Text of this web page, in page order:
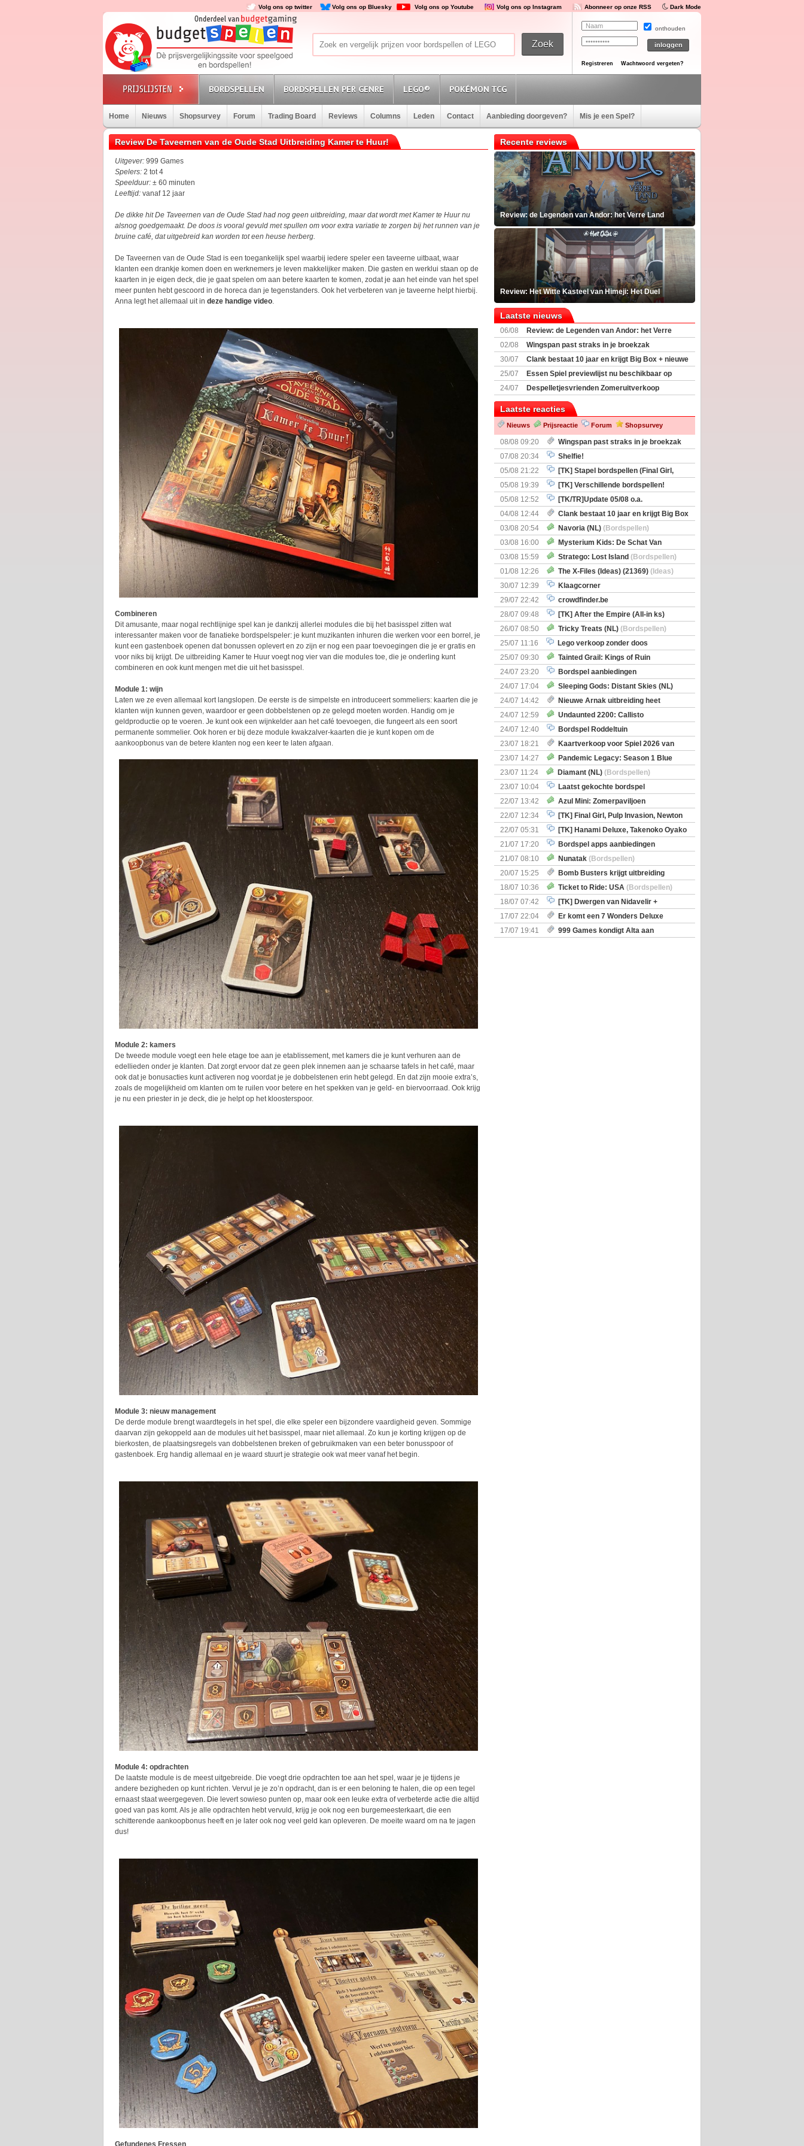
Volg ons op twitter Volg ons op Bluesky Volg ons op Youtube Volg ons op Instagram Abonneer op onze RSS Dark Mode
onthouden
Registreren Wachtwoord vergeten?
BORDSPELLEN BORDSPELLEN PER GENRE LEGO® POKÉMON TCG
Home Nieuws Shopsurvey Forum Trading Board Reviews Columns Leden Contact Aanbieding doorgeven? Mis je een Spel?
Review De Taveernen van de Oude Stad Uitbreiding Kamer te Huur!
Uitgever: 999 Games
Spelers: 2 tot 4
Speelduur: ± 60 minuten
Leeftijd: vanaf 12 jaar
De dikke hit De Taveernen van de Oude Stad had nog geen uitbreiding, maar dat wordt met Kamer te Huur nu
alsnog goedgemaakt. De doos is vooral gevuld met spullen om voor extra variatie te zorgen bij het runnen van je
bruine café, dat uitgebreid kan worden tot een heuse herberg.
De Taveernen van de Oude Stad is een toegankelijk spel waarbij iedere speler een taveerne uitbaat, waar
klanten een drankje komen doen en werknemers je leven makkelijker maken. Die gasten en werklui staan op de
kaarten in je eigen deck, die je gaat spelen om aan betere kaarten te komen, zodat je aan het einde van het spel
meer punten hebt gescoord in de horeca dan je tegenstanders. Ook het verbeteren van je taveerne helpt hierbij.
Anna legt het allemaal uit in deze handige video.
Combineren
Dit amusante, maar nogal rechtlijnige spel kan je dankzij allerlei modules die bij het basisspel zitten wat
interessanter maken voor de fanatieke bordspelspeler: je kunt muzikanten inhuren die werken voor een borrel, je
kunt een gastenboek openen dat bonussen oplevert en zo zijn er nog een paar toevoegingen die je er gratis en
voor niks bij krijgt. De uitbreiding Kamer te Huur voegt nog vier van die modules toe, die je onderling kunt
combineren en ook kunt mengen met die uit het basisspel.
Module 1: wijn
Laten we ze even allemaal kort langslopen. De eerste is de simpelste en introduceert sommeliers: kaarten die je
klanten wijn kunnen geven, waardoor er geen dobbelstenen op ze gelegd moeten worden. Handig om je
geldproductie op te voeren. Je kunt ook een wijnkelder aan het café toevoegen, die fungeert als een soort
permanente sommelier. Ook horen er bij deze module kwakzalver-kaarten die je kunt kopen om de
aankoopbonus van de betere klanten nog een keer te laten afgaan.
Module 2: kamers
De tweede module voegt een hele etage toe aan je etablissement, met kamers die je kunt verhuren aan de
edellieden onder je klanten. Dat zorgt ervoor dat ze geen plek innemen aan je schaarse tafels in het café, maar
ook dat je bonusacties kunt activeren nog voordat je je dobbelstenen erin hebt gelegd. En dat zijn mooie extra’s,
zoals de mogelijkheid om klanten om te ruilen voor betere en het spekken van je geld- en biervoorraad. Ook krijg
je nu een priester in je deck, die je helpt op het kloosterspoor.
Module 3: nieuw management
De derde module brengt waardtegels in het spel, die elke speler een bijzondere vaardigheid geven. Sommige
daarvan zijn gekoppeld aan de modules uit het basisspel, maar niet allemaal. Zo kun je korting krijgen op de
bierkosten, de plaatsingsregels van dobbelstenen breken of gebruikmaken van een beter bonusspoor of
gastenboek. Erg handig allemaal en je waard stuurt je strategie ook wat meer vanaf het begin.
Module 4: opdrachten
De laatste module is de meest uitgebreide. Die voegt drie opdrachten toe aan het spel, waar je je tijdens je
andere bezigheden op kunt richten. Vervul je je zo’n opdracht, dan is er een beloning te halen, die op een tegel
ernaast staat weergegeven. Die levert sowieso punten op, maar ook een leuke extra of verbeterde actie die altijd
goed van pas komt. Als je alle opdrachten hebt vervuld, krijg je ook nog een burgemeesterkaart, die een
schitterende aankoopbonus heeft en je later ook nog veel geld kan opleveren. De moeite waard om na te jagen
dus!
Gefundenes Fressen
Recente reviews
Review: de Legenden van Andor: het Verre Land
Review: Het Witte Kasteel van Himeji: Het Duel
Laatste nieuws
06/08
Review: de Legenden van Andor: het Verre
Land
02/08
Wingspan past straks in je broekzak
30/07
Clank bestaat 10 jaar en krijgt Big Box + nieuwe
uitbreiding
25/07
Essen Spiel previewlijst nu beschikbaar op
Boardgamegeek
24/07
Despelletjesvrienden Zomeruitverkoop
Laatste reacties
Nieuws Prijsreactie Forum Shopsurvey
08/08 09:20
Wingspan past straks in je broekzak
07/08 20:34
Shelfie!
05/08 21:22
[TK] Stapel bordspellen (Final Girl,
Nemesis Retaliation, Zombicide Invader)
05/08 19:39
[TK] Verschillende bordspellen!
05/08 12:52
[TK/TR]Update 05/08 o.a.
Prijsverlagingen, Imperium Horizons, 20 Strong
04/08 12:44
Clank bestaat 10 jaar en krijgt Big Box
+ nieuwe uitbreiding
03/08 20:54 Navoria (NL) (Bordspellen)
03/08 16:00
Mysterium Kids: De Schat Van
Kapitein Boe
(Bordspellen)
03/08 15:59 Stratego: Lost Island (Bordspellen)
01/08 12:26
The X-Files (Ideas) (21369) (Ideas)
30/07 12:39
Klaagcorner
29/07 22:42
crowdfinder.be
28/07 09:48
[TK] After the Empire (All-in ks)
26/07 08:50
Tricky Treats (NL) (Bordspellen)
25/07 11:16
Lego verkoop zonder doos
25/07 09:30
Tainted Grail: Kings of Ruin
Uitbreiding: Wyrd Encounters(Bordspellen)
24/07 23:20
Bordspel aanbiedingen
24/07 17:04
Sleeping Gods: Distant Skies (NL)
(Bordspellen)
24/07 14:42
Nieuwe Arnak uitbreiding heet
Surprise Shipments
24/07 12:59
Undaunted 2200: Callisto
(Bordspellen)
24/07 12:40
Bordspel Roddeltuin
23/07 18:21
Kaartverkoop voor Spiel 2026 van
start
23/07 14:27
Pandemic Legacy: Season 1 Blue
(Bordspellen)
23/07 11:24 Diamant (NL) (Bordspellen)
23/07 10:04
Laatst gekochte bordspel
22/07 13:42
Azul Mini: Zomerpaviljoen
(Bordspellen)
22/07 12:34
[TK] Final Girl, Pulp Invasion, Newton
& Great Discoveries
22/07 05:31
[TK] Hanami Deluxe, Takenoko Oyako
bigbox
21/07 17:20
Bordspel apps aanbiedingen
21/07 08:10
Nunatak (Bordspellen)
20/07 15:25
Bomb Busters krijgt uitbreiding
genaamd Pro Kit
18/07 10:36 Ticket to Ride: USA (Bordspellen)
18/07 07:42
[TK] Dwergen van Nidavelir +
Sherlock Holmes Consulting Detective
17/07 22:04
Er komt een 7 Wonders Deluxe
Monsterbox
17/07 19:41 999 Games kondigt Alta aan